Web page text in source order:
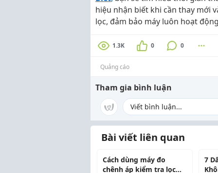
hiệu nhận biết khi cần thay mới
lọc, đảm bảo máy luôn hoạt
1.3K 0 0
Quảng cáo
Tham gia bình luận
Bài viết liên quan
Cách dùng máy đo
chênh áp kiểm tra lọc
7